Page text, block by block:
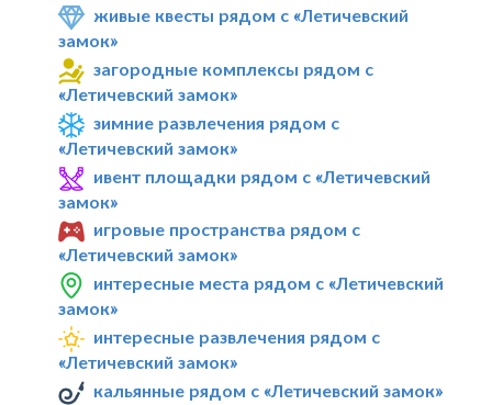
живые квесты рядом с «Летичевский
замок»
загородные комплексы рядом с
«Летичевский замок»
зимние развлечения рядом с
«Летичевский замок»
ивент площадки рядом с «Летичевский
замок»
игровые пространства рядом с
«Летичевский замок»
интересные места рядом с «Летичевский
замок»
интересные развлечения рядом с
«Летичевский замок»
кальянные рядом с «Летичевский замок»